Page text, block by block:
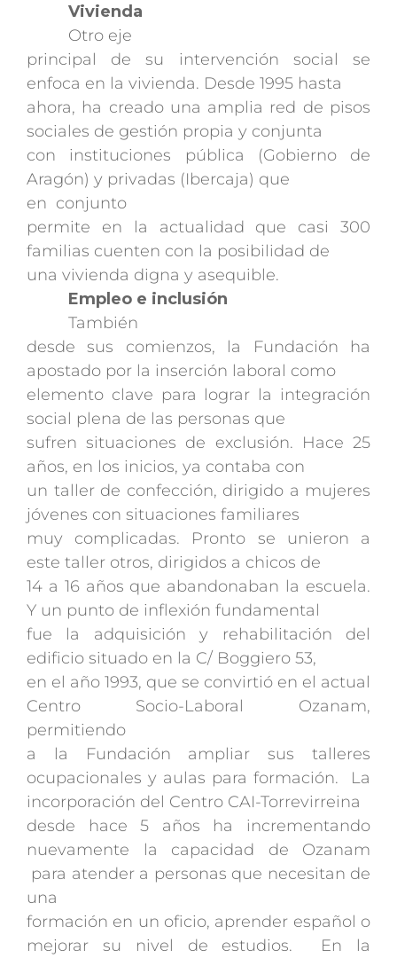
Vivienda
Otro eje
principal de su intervención social se
enfoca en la vivienda. Desde 1995 hasta
ahora, ha creado una amplia red de pisos
sociales de gestión propia y conjunta
con instituciones pública (Gobierno de
Aragón) y privadas (Ibercaja) que
en conjunto
permite en la actualidad que casi 300
familias cuenten con la posibilidad de
una vivienda digna y asequible.
Empleo e inclusión
También
desde sus comienzos, la Fundación ha
apostado por la inserción laboral como
elemento clave para lograr la integración
social plena de las personas que
sufren situaciones de exclusión. Hace 25
años, en los inicios, ya contaba con
un taller de confección, dirigido a mujeres
jóvenes con situaciones familiares
muy complicadas. Pronto se unieron a
este taller otros, dirigidos a chicos de
14 a 16 años que abandonaban la escuela.
Y un punto de inflexión fundamental
fue la adquisición y rehabilitación del
edificio situado en la C/ Boggiero 53,
en el año 1993, que se convirtió en el actual
Centro Socio-Laboral Ozanam,
permitiendo
a la Fundación ampliar sus talleres
ocupacionales y aulas para formación. La
incorporación del Centro CAI-Torrevirreina
desde hace 5 años ha incrementando
nuevamente la capacidad de Ozanam
para atender a personas que necesitan de
una
formación en un oficio, aprender español o
mejorar su nivel de estudios. En la